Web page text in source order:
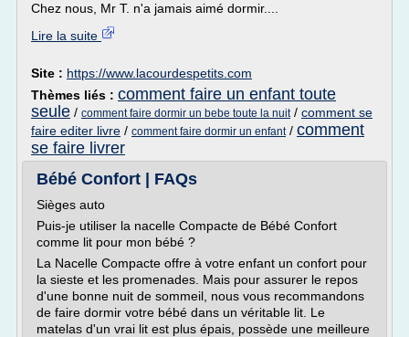
Chez nous, Mr T. n'a jamais aimé dormir....
Lire la suite
Site : https://www.lacourdespetits.com
Thèmes liés : comment faire un enfant toute
seule / comment faire dormir un bebe toute la nuit/ comment se
faire editer livre / comment faire dormir un enfant/ comment
se faire livrer
Bébé Confort | FAQs
Sièges auto
Puis-je utiliser la nacelle Compacte de Bébé Confort
comme lit pour mon bébé ?
La Nacelle Compacte offre à votre enfant un confort pour
la sieste et les promenades. Mais pour assurer le repos
d'une bonne nuit de sommeil, nous vous recommandons
de faire dormir votre bébé dans un véritable lit. Le
matelas d'un vrai lit est plus épais, possède une meilleure